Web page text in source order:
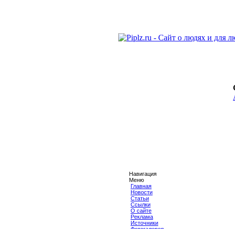
Навигация
Меню
Главная
Новости
Статьи
Ссылки
О сайте
Реклама
Источники